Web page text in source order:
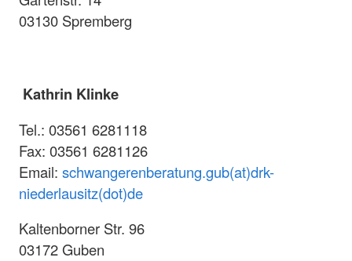
03130 Spremberg
Kathrin Klinke
Tel.: 03561 6281118
Fax: 03561 6281126
Email: schwangerenberatung.gub(at)drk-
niederlausitz(dot)de
Kaltenborner Str. 96
03172 Guben